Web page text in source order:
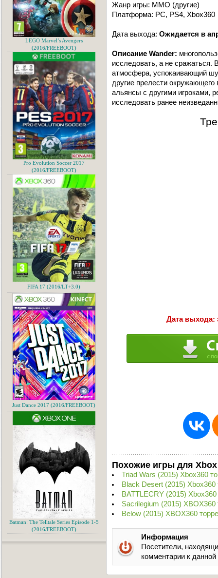
Жанр игры: MMO (другие)
Платформа: PC, PS4, Xbox360
Дата выхода: Ожидается в
Описание Wander:
исследовать, а не сражаться.
атмосфера, успокаивающий
другие прелести
альянсы с другими игроками,
исследовать ранее
Дата выхода:
Похожие игры для Xbox
Triad Wars (2015) Xbox360
Black Desert (2015) Xbox360
BATTLECRY (2015) Xbox360
Sacrilegium (2015) XBOX360
Below (2015) XBOX360
Информация
Посетители,
комментарии к
LEGO Marvel’s Avengers
(2016/FREEBOOT)
Pro Evolution Soccer 2017
(2016/FREEBOOT)
FIFA 17 (2016/LT+3.0)
Just Dance 2017 (2016/FREEBOOT)
Batman: The Telltale Series Episode 1-5
(2016/FREEBOOT)